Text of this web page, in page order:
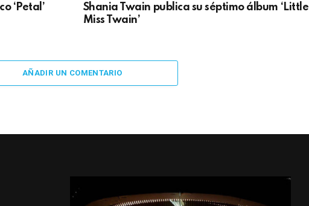
‘Petal’
Shania Twain publica su séptimo álbum ‘Little
Miss Twain’
AÑADIR UN COMENTARIO